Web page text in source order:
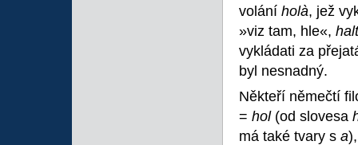
volání holà, jež
»viz tam, hle«,
vykládati za
byl nesnadný.
Někteří němečtí
= hol (od slovesa
má také tvary s a